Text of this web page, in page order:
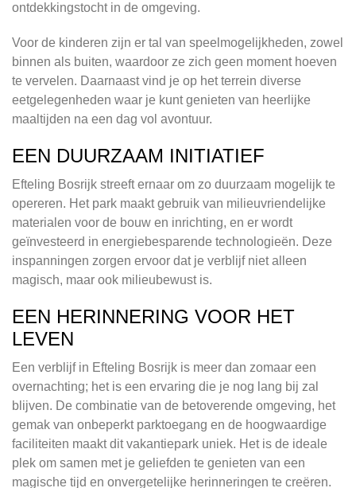
ontdekkingstocht in de omgeving.
Voor de kinderen zijn er tal van speelmogelijkheden, zowel
binnen als buiten, waardoor ze zich geen moment hoeven
te vervelen. Daarnaast vind je op het terrein diverse
eetgelegenheden waar je kunt genieten van heerlijke
maaltijden na een dag vol avontuur.
EEN DUURZAAM INITIATIEF
Efteling Bosrijk streeft ernaar om zo duurzaam mogelijk te
opereren. Het park maakt gebruik van milieuvriendelijke
materialen voor de bouw en inrichting, en er wordt
geïnvesteerd in energiebesparende technologieën. Deze
inspanningen zorgen ervoor dat je verblijf niet alleen
magisch, maar ook milieubewust is.
EEN HERINNERING VOOR HET
LEVEN
Een verblijf in Efteling Bosrijk is meer dan zomaar een
overnachting; het is een ervaring die je nog lang bij zal
blijven. De combinatie van de betoverende omgeving, het
gemak van onbeperkt parktoegang en de hoogwaardige
faciliteiten maakt dit vakantiepark uniek. Het is de ideale
plek om samen met je geliefden te genieten van een
magische tijd en onvergetelijke herinneringen te creëren.